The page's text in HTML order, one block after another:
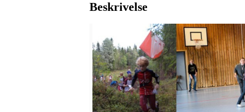
Beskrivelse